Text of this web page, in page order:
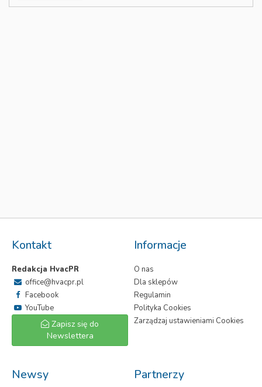
Kontakt
Redakcja HvacPR
office@hvacpr.pl
Facebook
YouTube
Zapisz się do
Newslettera
Informacje
O nas
Dla sklepów
Regulamin
Polityka Cookies
Zarządzaj ustawieniami Cookies
Newsy Partnerzy